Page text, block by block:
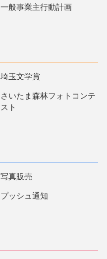
一般事業主行動計画
埼玉文学賞
さいたま森林フォトコンテ
スト
写真販売
プッシュ通知